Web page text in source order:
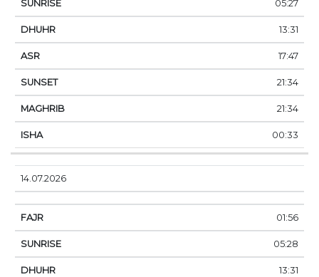
05:27
13:31
17:47
21:34
21:34
00:33
14.07.2026
01:56
05:28
13:31